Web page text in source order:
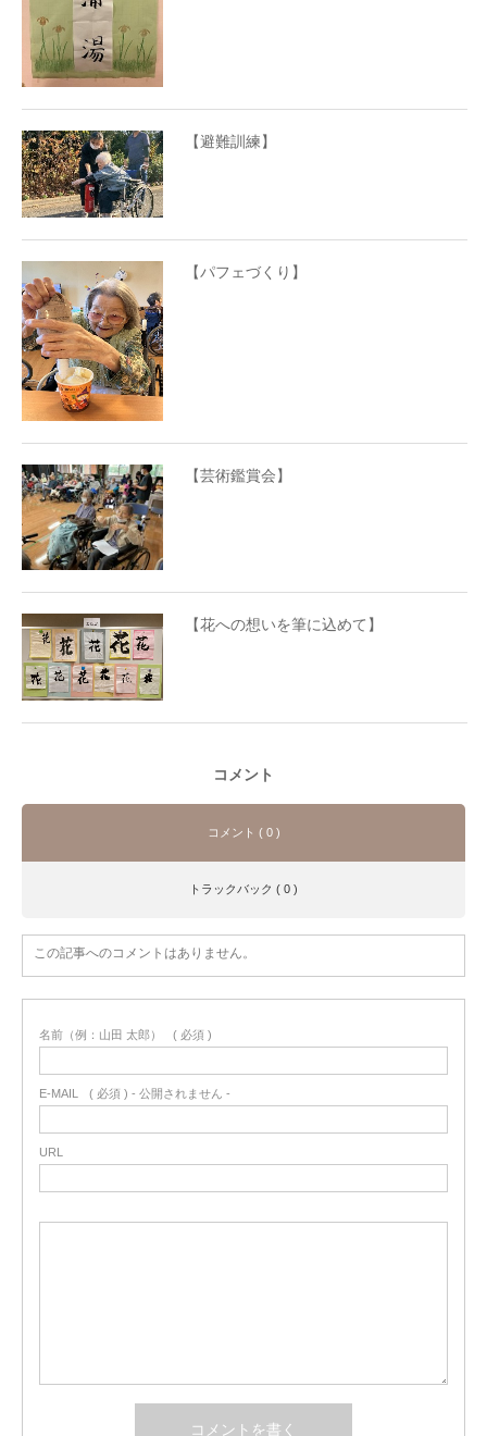
【避難訓練】
【パフェづくり】
【芸術鑑賞会】
【花への想いを筆に込めて】
コメント
コメント ( 0 )
トラックバック ( 0 )
この記事へのコメントはありません。
名前（例：山田 太郎） ( 必須 )
E-MAIL ( 必須 ) - 公開されません -
URL